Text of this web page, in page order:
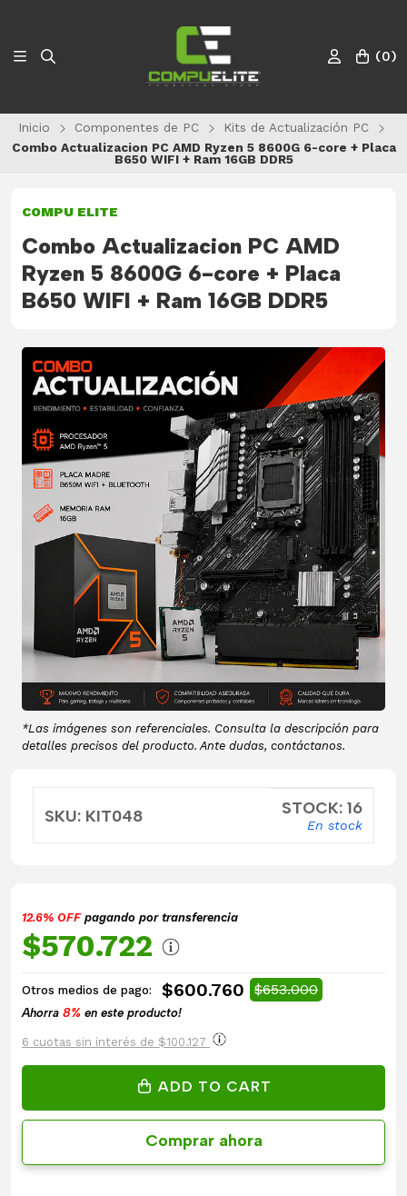
(0)
Inicio Componentes de PC
Kits de Actualización PC
Combo Actualizacion PC AMD Ryzen 5 8600G 6-core + Placa
B650 WIFI + Ram 16GB DDR5
COMPU ELITE
Combo Actualizacion PC AMD
Ryzen 5 8600G 6-core + Placa
B650 WIFI + Ram 16GB DDR5
*Las imágenes son referenciales. Consulta la descripción para
detalles precisos del producto. Ante dudas, contáctanos.
SKU: KIT048 STOCK: 16
En stock
12.6% OFFpagando por transferencia
$570.722
Otros medios de pago: $600.760 $653.000
Ahorra 8% en este producto!
6 cuotas sin interés de $100.127
ADD TO CART
Comprar ahora